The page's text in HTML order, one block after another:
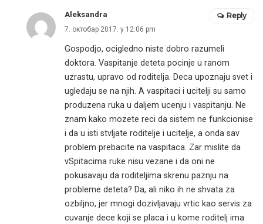
Aleksandra
7. октобар 2017. у 12:06 pm
Gospodjo, ocigledno niste dobro razumeli
doktora. Vaspitanje deteta pocinje u ranom
uzrastu, upravo od roditelja. Deca upoznaju svet i
ugledaju se na njih. A vaspitaci i ucitelji su samo
produzena ruka u daljem ucenju i vaspitanju. Ne
znam kako mozete reci da sistem ne funkcionise
i da u isti stvljate roditelje i ucitelje, a onda sav
problem prebacite na vaspitaca. Zar mislite da
vSpitacima ruke nisu vezane i da oni ne
pokusavaju da roditeljima skrenu paznju na
probleme deteta? Da, ali niko ih ne shvata za
ozbiljno, jer mnogi dozivljavaju vrtic kao servis za
cuvanje dece koji se placa i u kome roditelj ima
Reply